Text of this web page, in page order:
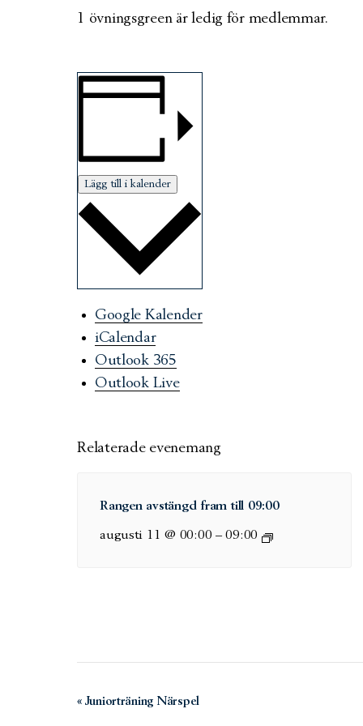
1 övningsgreen är ledig för medlemmar.
Lägg till i kalender
Google Kalender
iCalendar
Outlook 365
Outlook Live
Relaterade evenemang
Rangen avstängd fram till 09:00
augusti 11 @ 00:00 –09:00
Evenemang-
«Juniorträning Närspel